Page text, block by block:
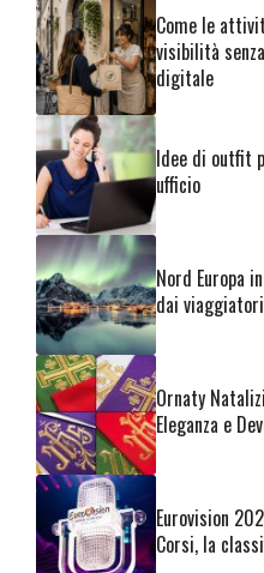
Come le
visibilità
digitale
Idee di outfit
ufficio
Nord Europa
dai viaggiatori
Ornaty
Eleganza e
Eurovision
Corsi, la